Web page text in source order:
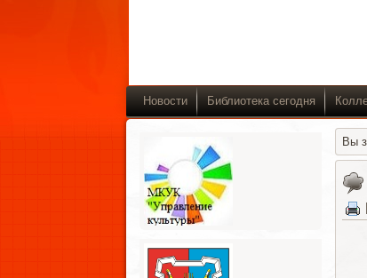
Новости Библиотека сегодня
Вы